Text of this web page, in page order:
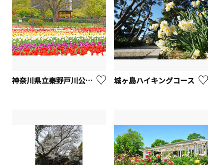
神奈川県立秦野戸川公園【秦野市】 城ヶ島ハイキングコース